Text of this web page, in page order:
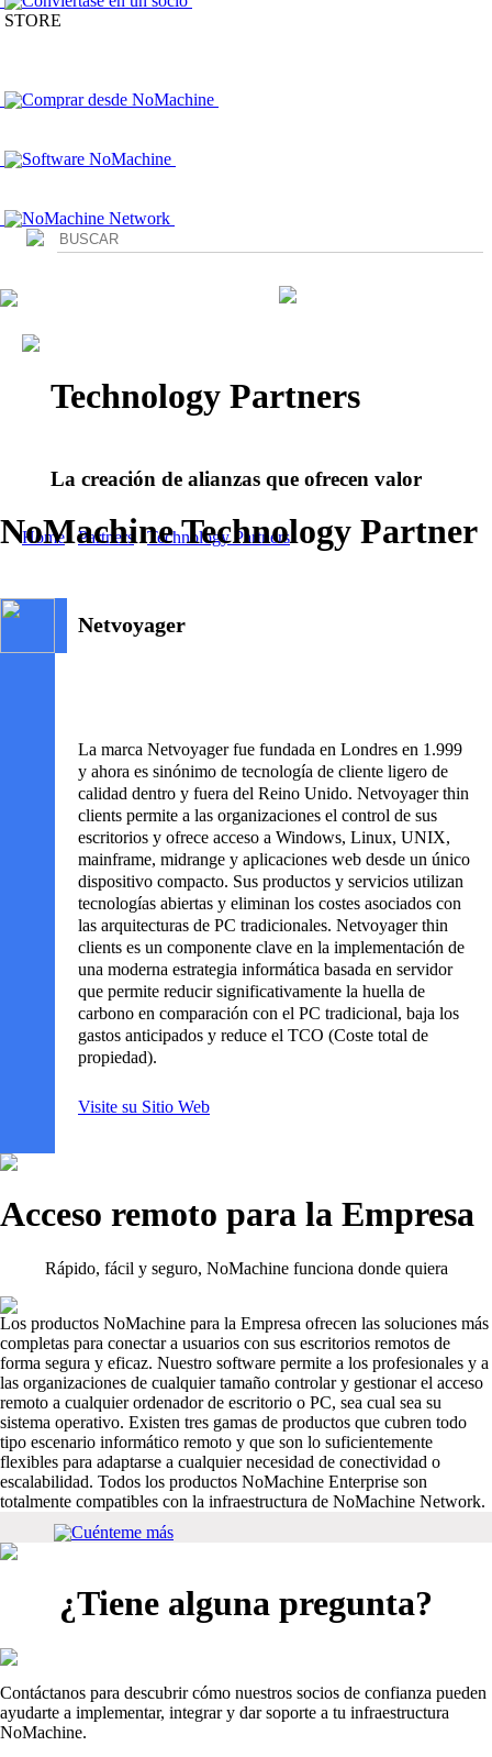
STORE
Comprar desde NoMachine
Software NoMachine
NoMachine Network
Technology Partners
La creación de alianzas que ofrecen valor
Home/Partners /Technology Partners/ Netvoyager
NoMachine Technology Partner
Netvoyager
La marca Netvoyager fue fundada en Londres en 1.999
y ahora es sinónimo de tecnología de cliente ligero de
calidad dentro y fuera del Reino Unido. Netvoyager thin
clients permite a las organizaciones el control de sus
escritorios y ofrece acceso a Windows, Linux, UNIX,
mainframe, midrange y aplicaciones web desde un único
dispositivo compacto. Sus productos y servicios utilizan
tecnologías abiertas y eliminan los costes asociados con
las arquitecturas de PC tradicionales. Netvoyager thin
clients es un componente clave en la implementación de
una moderna estrategia informática basada en servidor
que permite reducir significativamente la huella de
carbono en comparación con el PC tradicional, baja los
gastos anticipados y reduce el TCO (Coste total de
propiedad).
Visite su Sitio Web
Acceso remoto para la Empresa
Rápido, fácil y seguro, NoMachine funciona donde quiera
Los productos NoMachine para la Empresa ofrecen las soluciones más
completas para conectar a usuarios con sus escritorios remotos de
forma segura y eficaz. Nuestro software permite a los profesionales y a
las organizaciones de cualquier tamaño controlar y gestionar el acceso
remoto a cualquier ordenador de escritorio o PC, sea cual sea su
sistema operativo. Existen tres gamas de productos que cubren todo
tipo escenario informático remoto y que son lo suficientemente
flexibles para adaptarse a cualquier necesidad de conectividad o
escalabilidad. Todos los productos NoMachine Enterprise son
totalmente compatibles con la infraestructura de NoMachine Network.
Cuénteme más
¿Tiene alguna pregunta?
Contáctanos para descubrir cómo nuestros socios de confianza pueden
ayudarte a implementar, integrar y dar soporte a tu infraestructura
NoMachine.